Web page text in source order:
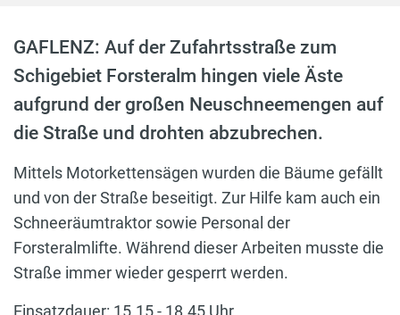
GAFLENZ: Auf der Zufahrtsstraße zum
Schigebiet Forsteralm hingen viele Äste
aufgrund der großen Neuschneemengen auf
die Straße und drohten abzubrechen.
Mittels Motorkettensägen wurden die Bäume gefällt
und von der Straße beseitigt. Zur Hilfe kam auch ein
Schneeräumtraktor sowie Personal der
Forsteralmlifte. Während dieser Arbeiten musste die
Straße immer wieder gesperrt werden.
Einsatzdauer: 15.15 - 18.45 Uhr